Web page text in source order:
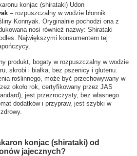
konjac (shirataki) Udon
– rozpuszczalny w wodzie błonnik
Konnyak. Oryginalnie pochodzi ona z
nosi również nazwy: Shirataki
Największymi konsumentem tej
produkt, bogaty w rozpuszczalny w wodzie
skrobi i białka, bez pszenicy i glutenu.
roślinnego, może być przechowywany w
około rok, certyfikowany przez JAS
jest przezroczysty, bez własnego
dodatków i przypraw, jest szybki w
konjac (shirataki) od
jajecznych?